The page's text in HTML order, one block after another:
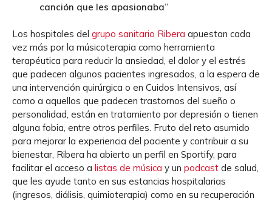
canción que les apasionaba”
Los hospitales del grupo sanitario Ribera apuestan cada
vez más por la músicoterapia como herramienta
terapéutica para reducir la ansiedad, el dolor y el estrés
que padecen algunos pacientes ingresados, a la espera de
una intervención quirúrgica o en Cuidos Intensivos, así
como a aquellos que padecen trastornos del sueño o
personalidad, están en tratamiento por depresión o tienen
alguna fobia, entre otros perfiles. Fruto del reto asumido
para mejorar la experiencia del paciente y contribuir a su
bienestar, Ribera ha abierto un perfil en Sportify, para
facilitar el acceso a listas de música y un podcast de salud,
que les ayude tanto en sus estancias hospitalarias
(ingresos, diálisis, quimioterapia) como en su recuperación